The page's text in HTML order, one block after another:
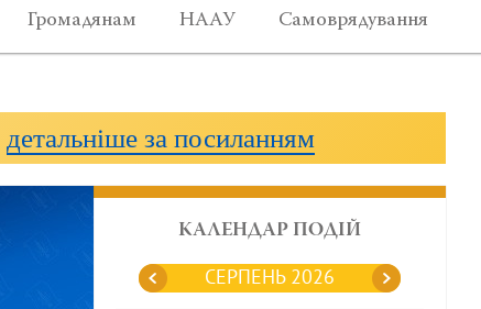
Громадянам НААУ Самоврядування
детальніше за посиланням
КАЛЕНДАР ПОДІЙ
СЕРПЕНЬ 2026